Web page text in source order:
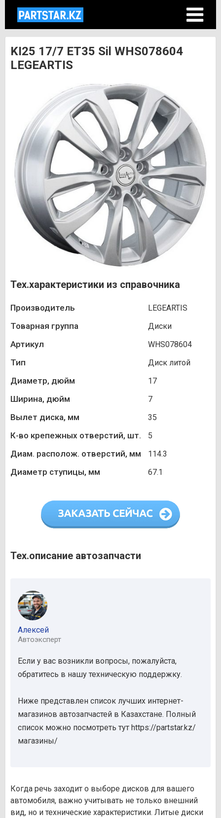
KI25 17/7 ET35 Sil WHS078604
LEGEARTIS
Тех.характеристики из справочника
Производитель LEGEARTIS
Товарная группа Диски
Артикул WHS078604
Тип Диск литой
Диаметр, дюйм 17
Ширина, дюйм 7
Вылет диска, мм 35
К-во крепежных отверстий, шт. 5
Диам. располож. отверстий, мм 114.3
Диаметр ступицы, мм 67.1
Тех.описание автозапчасти
Алексей
Автоэксперт
Если у вас возникли вопросы, пожалуйста,
обратитесь в нашу техническую поддержку.
Ниже представлен список лучших интернет-
магазинов автозапчастей в Казахстане. Полный
список можно посмотреть тут https://partstar.kz/
магазины/
Когда речь заходит о выборе дисков для вашего
автомобиля, важно учитывать не только внешний
вид, но и технические характеристики. Литые диски